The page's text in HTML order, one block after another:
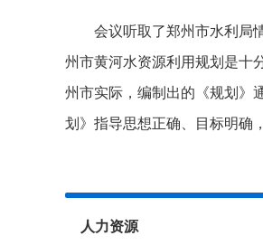
会议听取了郑州市水利局
州市黄河水资源利用规划是十
州市实际，编制出的《规划》
划》指导思想正确、目标明确
人力资源